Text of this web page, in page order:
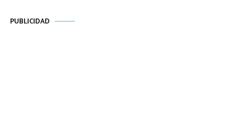
PUBLICIDAD